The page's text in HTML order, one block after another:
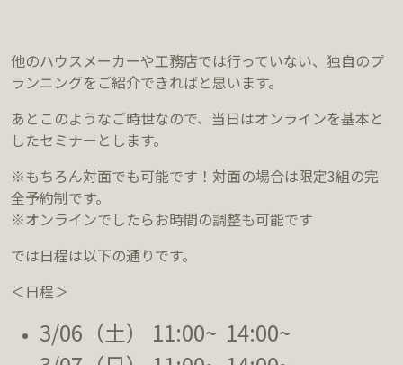
他のハウスメーカーや工務店では行っていない、独自のプ
ランニングをご紹介できればと思います。
あとこのようなご時世なので、当日はオンラインを基本と
したセミナーとします。
※もちろん対面でも可能です！対面の場合は限定3組の完
全予約制です。
※オンラインでしたらお時間の調整も可能です
では日程は以下の通りです。
＜日程＞
3/06（土） 11:00~ 14:00~